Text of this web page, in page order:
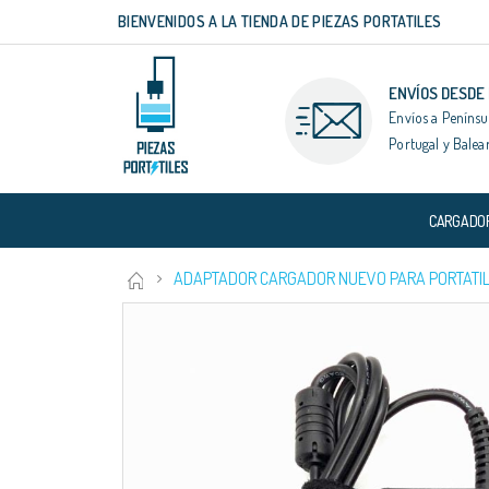
contenido
BIENVENIDOS A LA TIENDA DE PIEZAS PORTATILES
ENVÍOS
Envíos a
Portugal y
ADAPTADOR CARGADOR NUEVO PARA